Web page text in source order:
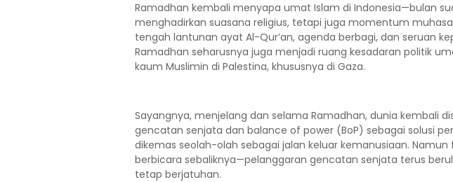
Ramadhan kembali menyapa umat Islam di Indonesia—bulan
menghadirkan suasana religius, tetapi juga momentum
tengah lantunan ayat Al-Qur’an, agenda berbagi, dan seruan
Ramadhan seharusnya juga menjadi ruang kesadaran politik
kaum Muslimin di Palestina, khususnya di Gaza.
Sayangnya, menjelang dan selama Ramadhan, dunia kembali
gencatan senjata dan balance of power (BoP) sebagai solusi
dikemas seolah-olah sebagai jalan keluar kemanusiaan.
berbicara sebaliknya—pelanggaran gencatan senjata terus
tetap berjatuhan.